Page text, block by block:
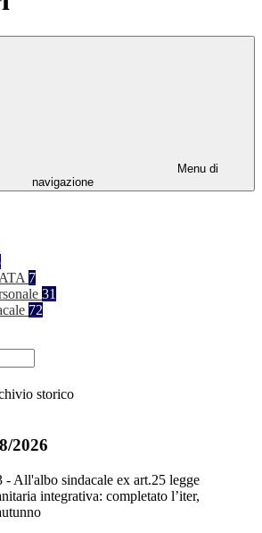
Menu di
navigazione
7
31
72
storico
2026
All'albo sindacale ex art.25 legge
integrativa: completato l’iter,